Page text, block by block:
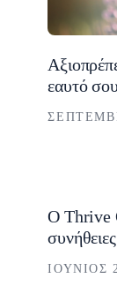
εαυτό
Ο Thrive
ΙΟΎΝΙΟΣ